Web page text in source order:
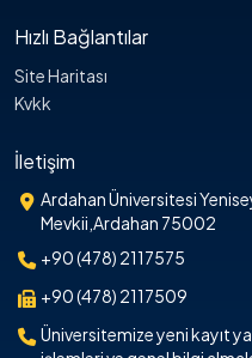
Hızlı Bağlantılar
Site Haritası
Kvkk
İletişim
Ardahan Üniversitesi
Mevkii,Ardahan 75002
+90 (478) 2117575
+90 (478) 2117509
Üniversitemize yeni kayıt